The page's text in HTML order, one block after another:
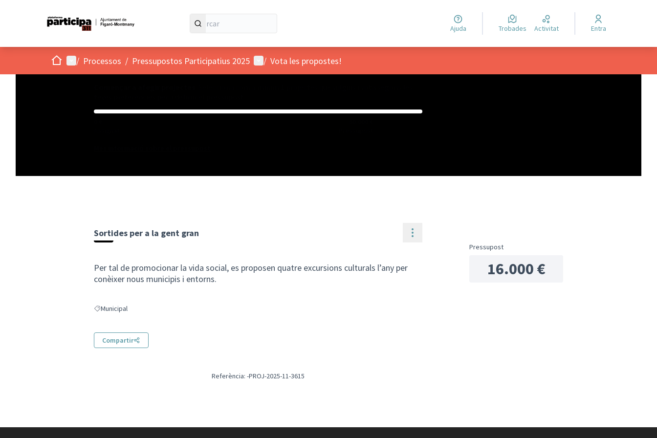
Ajuda Trobades Activitat Entra
Inici Menú principal
/ Processos / Pressupostos Participatius 2025 Menú d'usuari
/ Vota les propostes!
Sortides per a la gent gran Controls de recursos
Per tal de promocionar la vida social, es proposen quatre excursions culturals l’any per
conèixer nous municipis i entorns.
Resultats en filtrar per: Municipal
Municipal
Compartir
Pressupost
16.000 €
Referència: -PROJ-2025-11-3615